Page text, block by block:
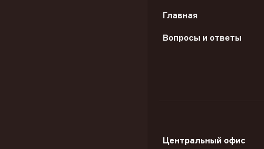
Главная
Вопросы и ответы
Центральный офис